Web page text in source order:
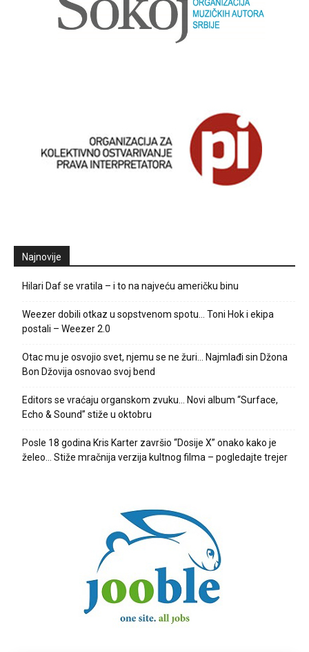
Najnovije
Hilari Daf se vratila – i to na najveću američku binu
Weezer dobili otkaz u sopstvenom spotu… Toni Hok i ekipa
postali – Weezer 2.0
Otac mu je osvojio svet, njemu se ne žuri… Najmlađi sin Džona
Bon Džovija osnovao svoj bend
Editors se vraćaju organskom zvuku… Novi album “Surface,
Echo & Sound” stiže u oktobru
Posle 18 godina Kris Karter završio “Dosije X” onako kako je
želeo… Stiže mračnija verzija kultnog filma – pogledajte trejer